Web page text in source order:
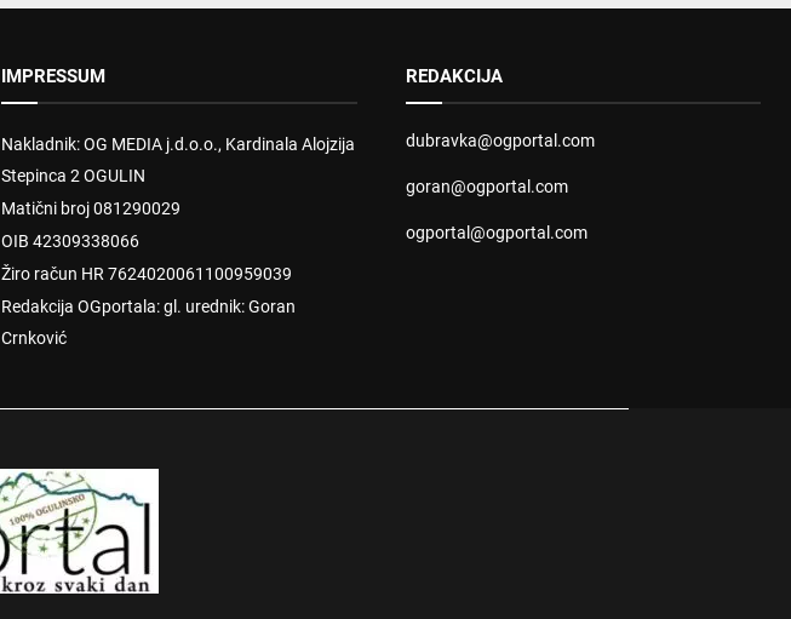
IMPRESSUM
Nakladnik: OG MEDIA j.d.o.o., Kardinala Alojzija
Stepinca 2 OGULIN
Matični broj 081290029
OIB 42309338066
Žiro račun HR 7624020061100959039
Redakcija OGportala: gl. urednik: Goran
Crnković
REDAKCIJA
dubravka@ogportal.com
goran@ogportal.com
ogportal@ogportal.com